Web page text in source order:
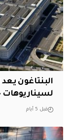
البنتاغون
قبل 5 أيام